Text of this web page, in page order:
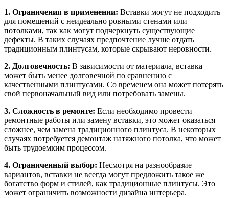
1. Ограничения в применении: Вставки могут не подходить
для помещений с неидеально ровными стенами или
потолками, так как могут подчеркнуть существующие
дефекты. В таких случаях предпочтение лучше отдать
традиционным плинтусам, которые скрывают неровности.
2. Долговечность: В зависимости от материала, вставка
может быть менее долговечной по сравнению с
качественными плинтусами. Со временем она может потерять
свой первоначальный вид или потребовать замены.
3. Сложность в ремонте: Если необходимо провести
ремонтные работы или замену вставки, это может оказаться
сложнее, чем замена традиционного плинтуса. В некоторых
случаях потребуется демонтаж натяжного потолка, что может
быть трудоемким процессом.
4. Ограниченный выбор: Несмотря на разнообразие
вариантов, вставки не всегда могут предложить такое же
богатство форм и стилей, как традиционные плинтусы. Это
может ограничить возможности дизайна интерьера.